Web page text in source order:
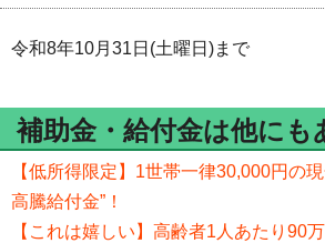
令和8年10月31日(土曜日)まで
補助金・給付金は他にも
【低所得限定】1世帯一律30,000円の
高騰給付金”！
【これは嬉しい】高齢者1人あたり90